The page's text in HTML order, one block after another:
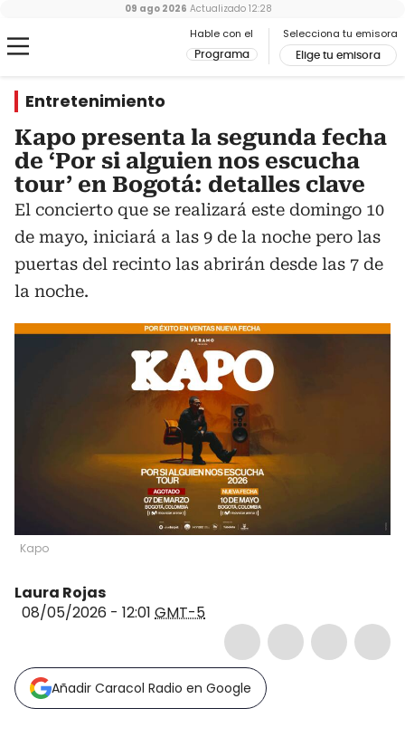
Hable con el
Programa
Selecciona tu emisora
Elige tu emisora
09 ago 2026 Actualizado 12:28
Entretenimiento
Kapo presenta la segunda fecha
de ‘Por si alguien nos escucha
tour’ en Bogotá: detalles clave
El concierto que se realizará este domingo 10
de mayo, iniciará a las 9 de la noche pero las
puertas del recinto las abrirán desde las 7 de
la noche.
Kapo
Laura Rojas
08/05/2026 - 12:01 GMT-5
Añadir Caracol Radio en Google